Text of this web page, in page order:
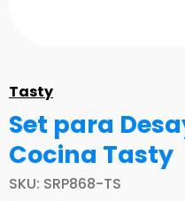
Tasty
Set para
Cocina Tasty
SKU: SRP868-TS